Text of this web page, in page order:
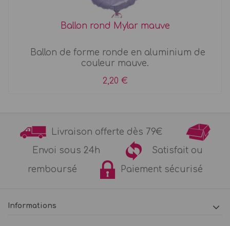
Ballon rond Mylar mauve
Ballon de forme ronde en aluminium de
couleur mauve.
2,20 €
Livraison offerte dès 79€
Envoi sous 24h
Satisfait ou
remboursé
Paiement sécurisé
Informations